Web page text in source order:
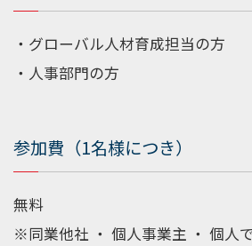
・グローバル人材育成担当の方
・人事部門の方
参加費（1名様につき）
無料
※同業他社 ・ 個人事業主 ・ 個人